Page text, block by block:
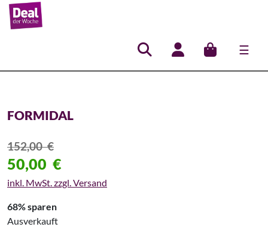
☰
Hauptnavigation
FORMIDAL
152,00€
50,00 €
inkl. MwSt. zzgl. Versand
68% sparen
Ausverkauft